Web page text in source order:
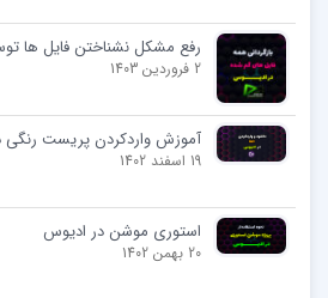
رفع مشکل نشناختن فایل ها
2 فروردین 1403
آموزش واردکردن پریست رنگی
19 اسفند 1402
استوری موشن در ادیوس
20 بهمن 1402